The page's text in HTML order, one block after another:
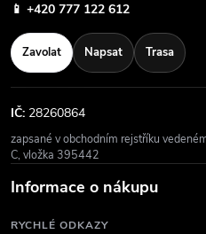
📱 +420 777 122 612
Zavolat Napsat Trasa
IČ: 28260864
zapsané v obchodním rejstříku
C, vložka 395442
Informace o nákupu
RYCHLÉ ODKAZY